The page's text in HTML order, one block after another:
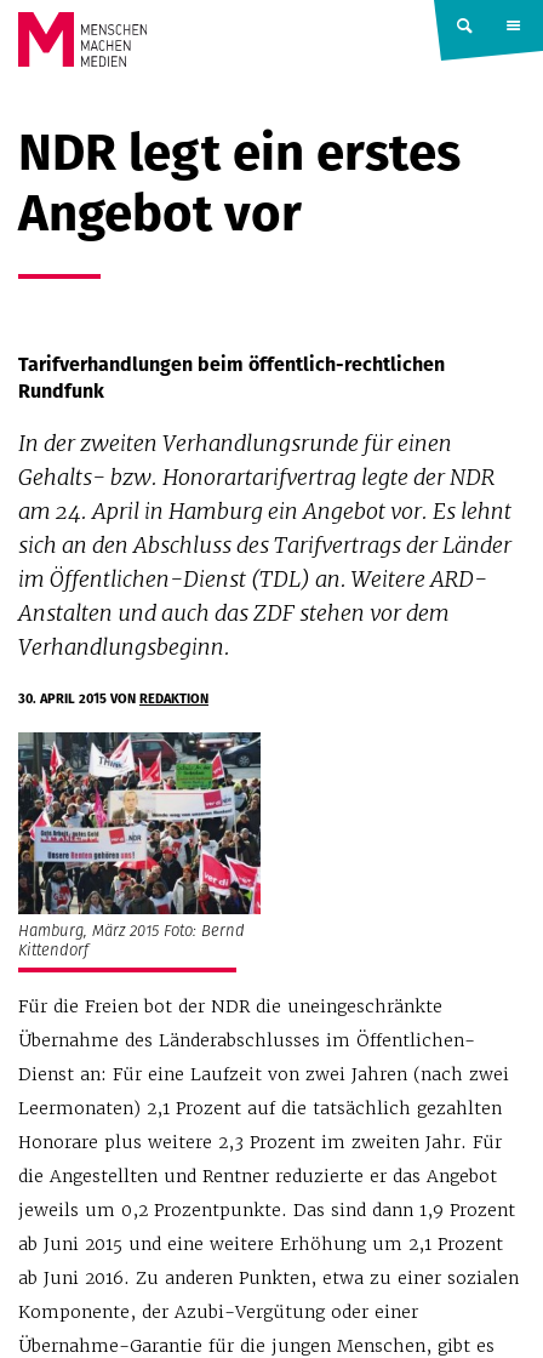
Springe zum Inhalt
MACHEN
MEDIEN
NDR legt ein erstes
Angebot vor
Tarifverhandlungen beim öffentlich-rechtlichen
Rundfunk
In der zweiten Verhandlungsrunde für einen
Gehalts- bzw. Honorartarifvertrag legte der NDR
am 24. April in Hamburg ein Angebot vor. Es lehnt
sich an den Abschluss des Tarifvertrags der Länder
im Öffentlichen-Dienst (TDL) an. Weitere ARD-
Anstalten und auch das ZDF stehen vor dem
Verhandlungsbeginn.
30. APRIL 2015VONREDAKTION
Hamburg, März 2015 Foto: Bernd
Kittendorf
Für die Freien bot der NDR die uneingeschränkte
Übernahme des Länderabschlusses im Öffentlichen-
Dienst an: Für eine Laufzeit von zwei Jahren (nach zwei
Leermonaten) 2,1 Prozent auf die tatsächlich gezahlten
Honorare plus weitere 2,3 Prozent im zweiten Jahr. Für
die Angestellten und Rentner reduzierte er das Angebot
jeweils um 0,2 Prozentpunkte. Das sind dann 1,9 Prozent
ab Juni 2015 und eine weitere Erhöhung um 2,1 Prozent
ab Juni 2016. Zu anderen Punkten, etwa zu einer sozialen
Komponente, der Azubi-Vergütung oder einer
Übernahme-Garantie für die jungen Menschen, gibt es